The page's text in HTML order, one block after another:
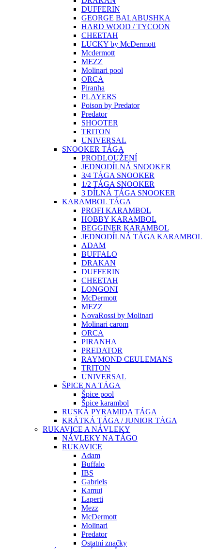
DUFFERIN
GEORGE BALABUSHKA
HARD WOOD / TYCOON
CHEETAH
LUCKY by McDermott
Mcdermott
MEZZ
Molinari pool
ORCA
Piranha
PLAYERS
Poison by Predator
Predator
SHOOTER
TRITON
UNIVERSAL
SNOOKER TÁGA
PRODLOUŽENÍ
JEDNODÍLNÁ SNOOKER
3/4 TÁGA SNOOKER
1/2 TÁGA SNOOKER
3 DÍLNÁ TÁGA SNOOKER
KARAMBOL TÁGA
PROFI KARAMBOL
HOBBY KARAMBOL
BEGGINER KARAMBOL
JEDNODÍLNÁ TÁGA KARAMBOL
ADAM
BUFFALO
DRAKAN
DUFFERIN
CHEETAH
LONGONI
McDermott
MEZZ
NovaRossi by Molinari
Molinari carom
ORCA
PIRANHA
PREDATOR
RAYMOND CEULEMANS
TRITON
UNIVERSAL
ŠPICE NA TÁGA
Špice pool
Špice karambol
RUSKÁ PYRAMIDA TÁGA
KRÁTKÁ TÁGA / JUNIOR TÁGA
RUKAVICE A NÁVLEKY
NÁVLEKY NA TÁGO
RUKAVICE
Adam
Buffalo
IBS
Gabriels
Kamui
Laperti
Mezz
McDermott
Molinari
Predator
Ostatní značky